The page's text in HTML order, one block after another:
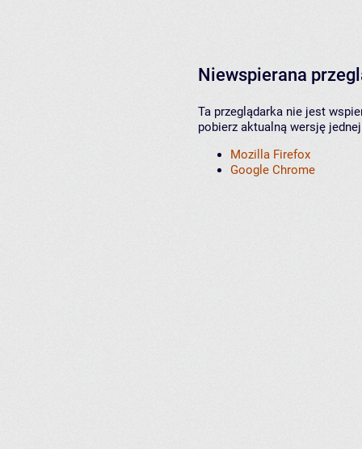
Niewspierana
Ta przeglądarka nie jest
pobierz aktualną wersję
Mozilla Firefox
Google Chrome